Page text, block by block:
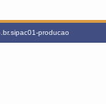
producao